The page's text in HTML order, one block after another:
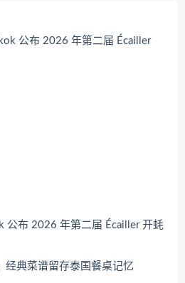
公布 2026 年第二届 Écailler 开蚝